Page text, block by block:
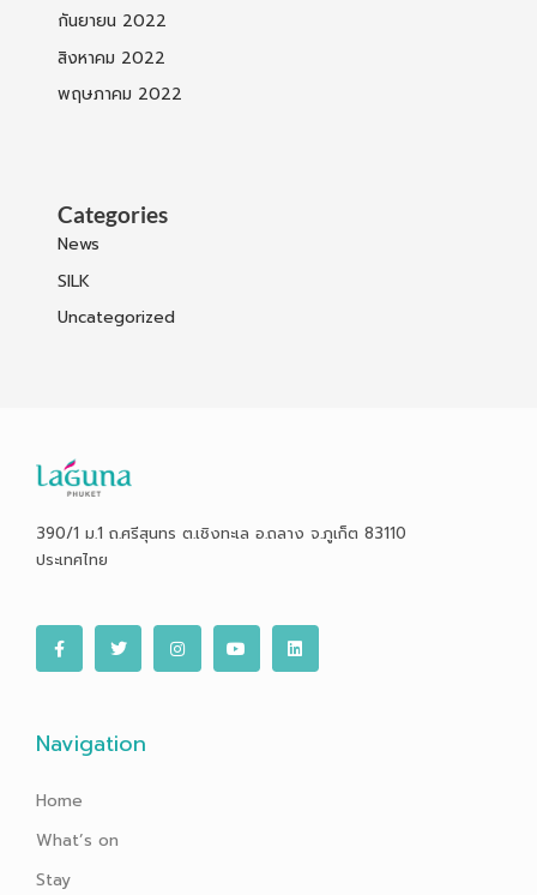
กันยายน 2022
สิงหาคม 2022
พฤษภาคม 2022
Categories
News
SILK
Uncategorized
390/1 ม.1 ถ.ศรีสุนทร ต.เชิงทะเล อ.ถลาง จ.ภูเก็ต 83110
ประเทศไทย
F
a
c
k
T
w
r
I
n
Y
o
L
i
Navigation
Home
What’s on
Stay